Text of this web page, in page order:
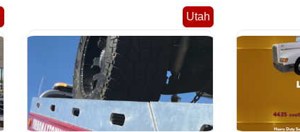
Utah